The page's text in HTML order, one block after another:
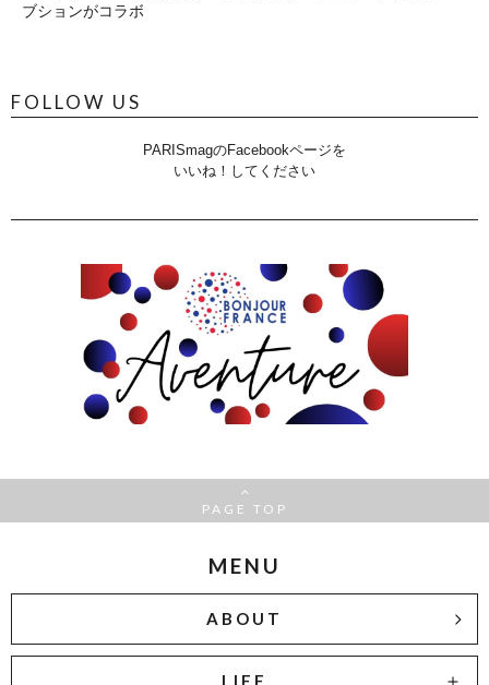
ブションがコラボ
FOLLOW US
PARISmagのFacebookページを
いいね！してください
PAGE TOP
MENU
ABOUT
LIFE